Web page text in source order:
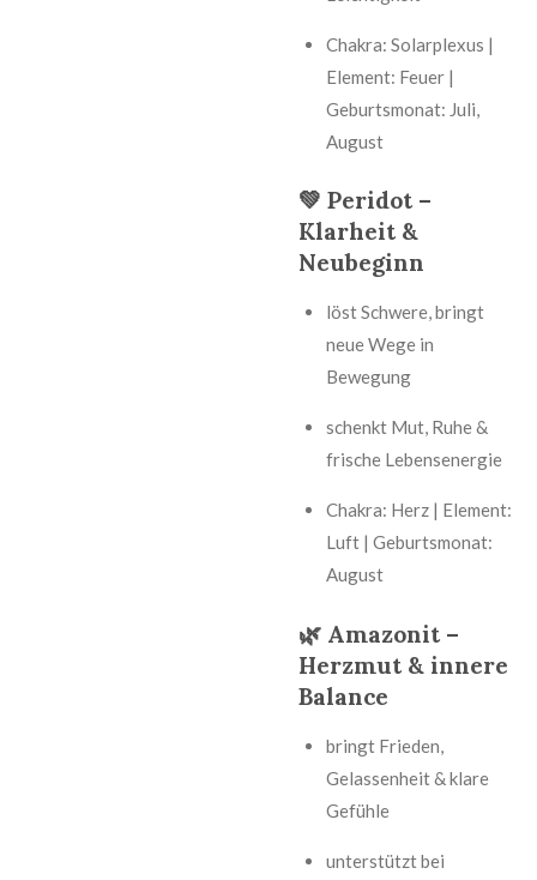
Chakra: Solarplexus |
Element: Feuer |
Geburtsmonat: Juli,
August
💚 Peridot –
Klarheit &
Neubeginn
löst Schwere, bringt
neue Wege in
Bewegung
schenkt Mut, Ruhe &
frische Lebensenergie
Chakra: Herz | Element:
Luft | Geburtsmonat:
August
🌿 Amazonit –
Herzmut & innere
Balance
bringt Frieden,
Gelassenheit & klare
Gefühle
unterstützt bei